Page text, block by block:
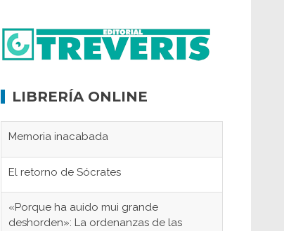
LIBRERÍA ONLINE
Memoria inacabada
El retorno de Sócrates
«Porque ha auido mui grande
deshorden»: La ordenanzas de las